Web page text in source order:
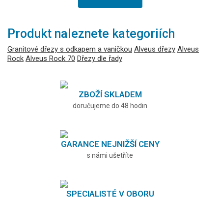
Produkt naleznete kategoriích
Granitové dřezy s odkapem a vaničkou Alveus dřezy Alveus
Rock Alveus Rock 70 Dřezy dle řady
ZBOŽÍ SKLADEM
doručujeme do 48 hodin
GARANCE NEJNIŽŠÍ CENY
s námi ušetříte
SPECIALISTÉ V OBORU